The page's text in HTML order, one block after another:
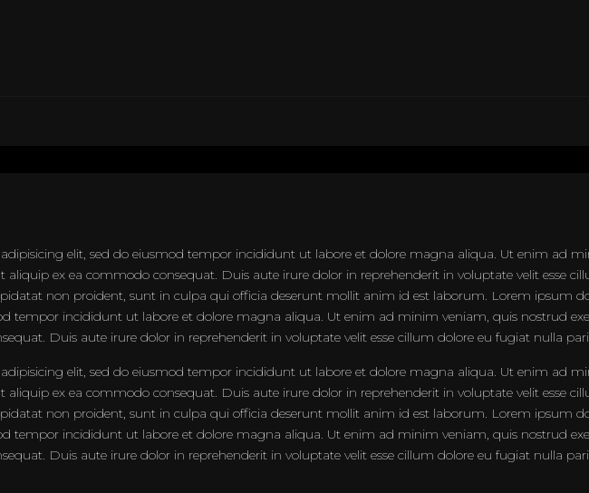
elit, sed do eiusmod tempor incididunt ut labore et dolore magna aliqua. Ut enim ad
aliquip ex ea commodo consequat. Duis aute irure dolor in reprehenderit in voluptate velit esse
non proident, sunt in culpa qui officia deserunt mollit anim id est laborum. Lorem ipsum
tempor incididunt ut labore et dolore magna aliqua. Ut enim ad minim veniam, quis nostrud
Duis aute irure dolor in reprehenderit in voluptate velit esse cillum dolore eu fugiat nulla
elit, sed do eiusmod tempor incididunt ut labore et dolore magna aliqua. Ut enim ad
aliquip ex ea commodo consequat. Duis aute irure dolor in reprehenderit in voluptate velit esse
non proident, sunt in culpa qui officia deserunt mollit anim id est laborum. Lorem ipsum
tempor incididunt ut labore et dolore magna aliqua. Ut enim ad minim veniam, quis nostrud
Duis aute irure dolor in reprehenderit in voluptate velit esse cillum dolore eu fugiat nulla